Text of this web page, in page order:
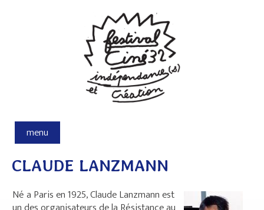
menu
CLAUDE LANZMANN
Né a Paris en 1925, Claude Lanzmann est